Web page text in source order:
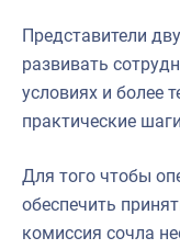
Представители
развивать
условиях и более
практические
Для того чтобы
обеспечить
комиссия сочла